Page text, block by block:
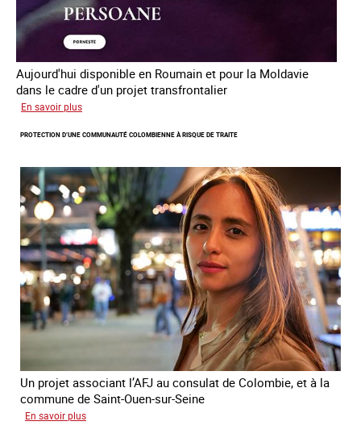
Aujourd'hui disponible en Roumain et pour la Moldavie
dans le cadre d'un projet transfrontalier
En savoir plus
module
formation
en
ligne
sur
traite
et
le
conflit
en
PROTECTION D’UNE COMMUNAUTÉ COLOMBIENNE À RISQUE DE TRAITE
Un projet associant l’AFJ au consulat de Colombie, et à la
commune de Saint-Ouen-sur-Seine
En savoir plus